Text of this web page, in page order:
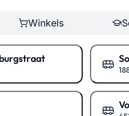
Winkels
Toon